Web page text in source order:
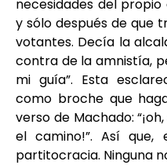
necesidades del
y sólo después de que
votantes. Decía la
contra de la amnistía,
mi guía”. Esta
como broche que
verso de Machado:
el camino!”. Así que,
partitocracia. Ninguna